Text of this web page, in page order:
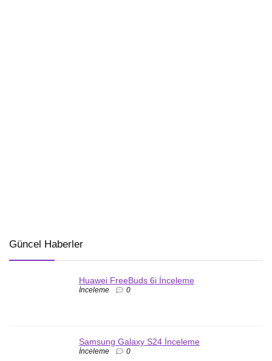
Güncel Haberler
Huawei FreeBuds 6i İnceleme
İnceleme 0
Samsung Galaxy S24 İnceleme
İnceleme 0